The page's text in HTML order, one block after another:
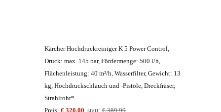
Kärcher Hochdruckreiniger K 5 Power Control,
Druck: max. 145 bar, Fördermenge: 500 l/h,
Flächenleistung: 40 m²/h, Wasserfilter, Gewicht: 13
kg, Hochdruckschlauch und -Pistole, Dreckfräser,
Strahlrohr*
Preis: € 320,00 statt: € 389,99